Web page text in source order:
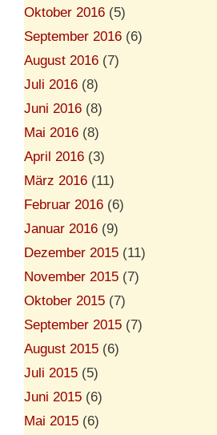
Oktober 2016 (5)
September 2016 (6)
August 2016 (7)
Juli 2016 (8)
Juni 2016 (8)
Mai 2016 (8)
April 2016 (3)
März 2016 (11)
Februar 2016 (6)
Januar 2016 (9)
Dezember 2015 (11)
November 2015 (7)
Oktober 2015 (7)
September 2015 (7)
August 2015 (6)
Juli 2015 (5)
Juni 2015 (6)
Mai 2015 (6)